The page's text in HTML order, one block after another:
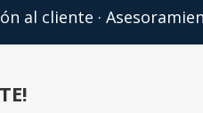
al cliente ·